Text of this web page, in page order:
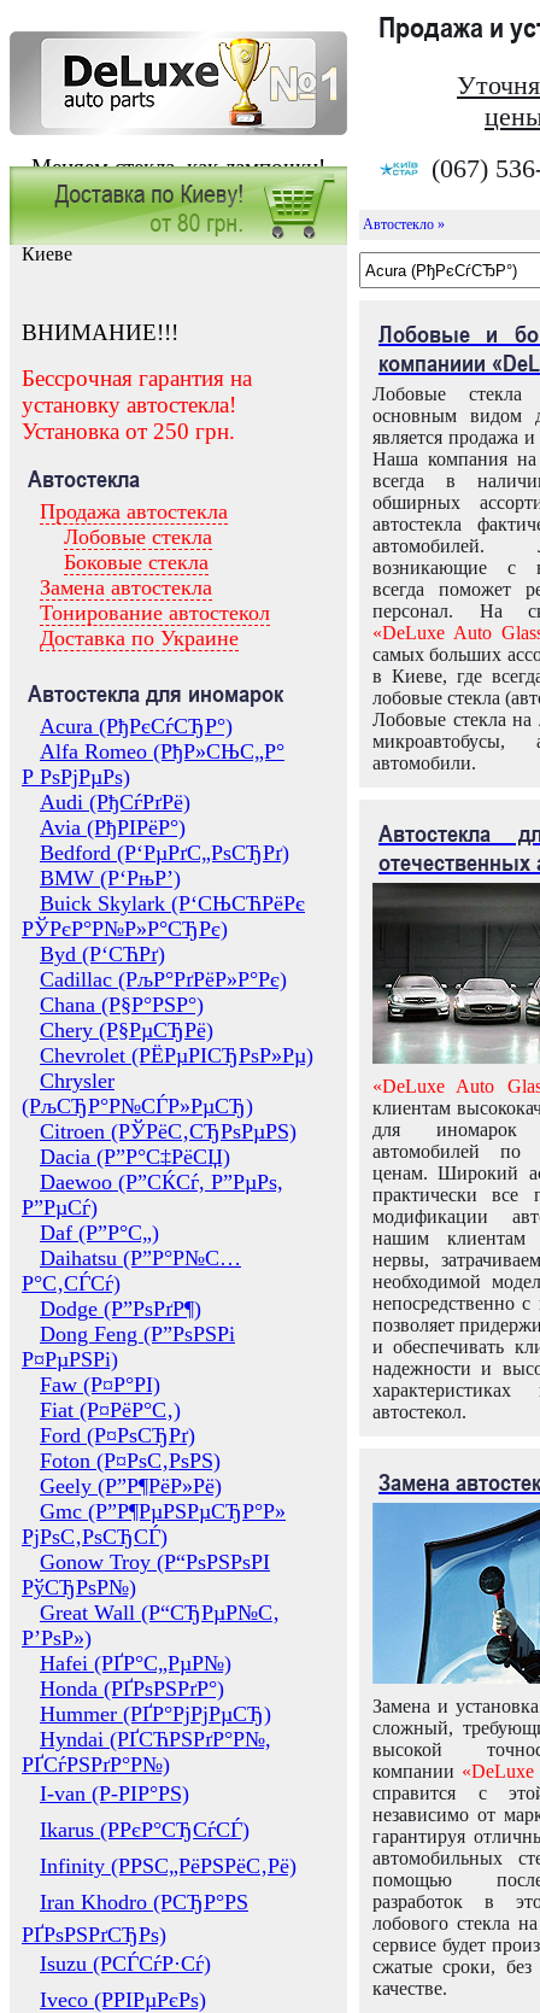
Меняем стекла, как лампочки!
Продажа и
(067)
Заказать установку автостекла в
Киеве
ВНИМАНИЕ!!!
Бессрочная гарантия на
установку автостекла!
Установка от 250 грн.
Автостекла
Продажа автостекла
Лобовые стекла
Боковые стекла
Замена автостекла
Тонирование автостекол
Доставка по Украине
Автостекла для иномарок
Acura (РђРєСѓСЂР°)
Alfa Romeo (РђР»СЊС„Р°
Р РѕРјРµРѕ)
Audi (РђСѓРґРё)
Avia (РђРІРёР°)
Bedford (Р‘РµРґС„РѕСЂРґ)
BMW (Р‘РњР’)
Buick Skylark (Р‘СЊСЋРёРє
РЎРєР°Р№Р»Р°СЂРє)
Byd (Р‘СЋРґ)
Cadillac (РљР°РґРёР»Р°Рє)
Chana (Р§Р°РЅР°)
Chery (Р§РµСЂРё)
Chevrolet (РЁРµРІСЂРѕР»Рµ)
Chrysler
(РљСЂР°Р№СЃР»РµСЂ)
Citroen (РЎРёС‚СЂРѕРµРЅ)
Dacia (Р”Р°С‡РёСЏ)
Daewoo (Р”СЌСѓ, Р”РµРѕ,
Р”РµСѓ)
Daf (Р”Р°С„)
Daihatsu (Р”Р°Р№С…
Р°С‚СЃСѓ)
Dodge (Р”РѕРґР¶)
Dong Feng (Р”РѕРЅРі
Р¤РµРЅРі)
Faw (Р¤Р°РІ)
Fiat (Р¤РёР°С‚)
Ford (Р¤РѕСЂРґ)
Foton (Р¤РѕС‚РѕРЅ)
Geely (Р”Р¶РёР»Рё)
Gmc (Р”Р¶РµРЅРµСЂР°Р»
РјРѕС‚РѕСЂСЃ)
Gonow Troy (Р“РѕРЅРѕРІ
РўСЂРѕР№)
Great Wall (Р“СЂРµР№С‚
Р’РѕР»)
Hafei (РҐР°С„РµР№)
Honda (РҐРѕРЅРґР°)
Hummer (РҐР°РјРјРµСЂ)
Hyndai (РҐСЋРЅРґР°Р№,
РҐСѓРЅРґР°Р№)
I-van (Р-РІР°РЅ)
Ikarus (РРєР°СЂСѓСЃ)
Infinity (РРЅС„РёРЅРёС‚Рё)
Iran Khodro (РСЂР°РЅ
РҐРѕРЅРґСЂРѕ)
Isuzu (РСЃСѓР·Сѓ)
Iveco (РРІРµРєРѕ)
Автостекло »
Лобовые и
компаниии
Лобовые
основным видом
является продажа и
Наша компания на
всегда в
обширных
автостекла
возникающие с
всегда поможет
персонал. На
«DeLuxe Auto
самых больших
в Киеве, где
лобовые стекла
Лобовые стекла на
микроавтобусы,
автомобили.
Автостекла
отечественных
«DeLuxe Auto
клиентам
для иномарок
автомобилей
ценам. Широкий
практически все
модификации
нашим клиентам
нервы,
необходимой
непосредственно
позволяет
и обеспечивать
надежности и
автостекол.
Замена
Замена и
сложный,
высокой
компании «DeLuxe
справится с
независимо от
гарантируя
автомобильных
помощью
разработок в
лобового стекла
сервисе будет
сжатые сроки,
качестве.